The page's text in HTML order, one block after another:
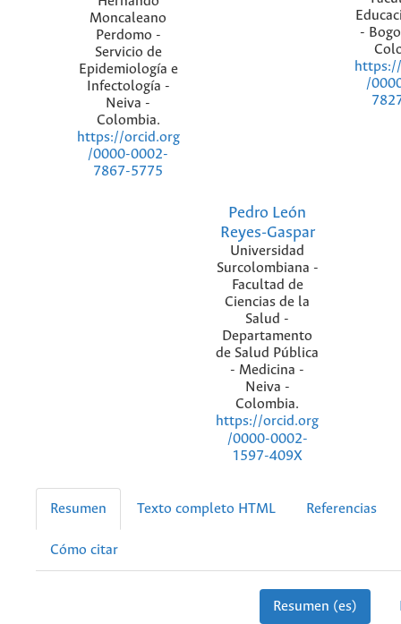
Moncaleano
Perdomo -
Servicio de
Epidemiología e
Infectología -
Neiva -
Colombia.
https://orcid.org
/0000-0002-
7867-5775
-
/
Pedro León
Reyes-Gaspar
Universidad
Surcolombiana -
Facultad de
Ciencias de la
Salud -
Departamento
de Salud Pública
- Medicina -
Neiva -
Colombia.
https://orcid.org
/0000-0002-
1597-409X
Resumen Texto completo HTML Referencias
Cómo citar
Resumen (es)